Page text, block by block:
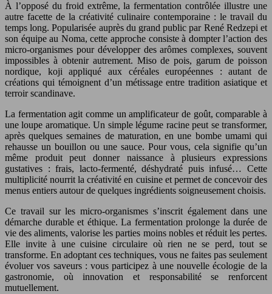
À l’opposé du froid extrême, la fermentation contrôlée illustre une
autre facette de la créativité culinaire contemporaine : le travail du
temps long. Popularisée auprès du grand public par René Redzepi et
son équipe au Noma, cette approche consiste à dompter l’action des
micro-organismes pour développer des arômes complexes, souvent
impossibles à obtenir autrement. Miso de pois, garum de poisson
nordique, koji appliqué aux céréales européennes : autant de
créations qui témoignent d’un métissage entre tradition asiatique et
terroir scandinave.
La fermentation agit comme un amplificateur de goût, comparable à
une loupe aromatique. Un simple légume racine peut se transformer,
après quelques semaines de maturation, en une bombe umami qui
rehausse un bouillon ou une sauce. Pour vous, cela signifie qu’un
même produit peut donner naissance à plusieurs expressions
gustatives : frais, lacto-fermenté, déshydraté puis infusé… Cette
multiplicité nourrit la créativité en cuisine et permet de concevoir des
menus entiers autour de quelques ingrédients soigneusement choisis.
Ce travail sur les micro-organismes s’inscrit également dans une
démarche durable et éthique. La fermentation prolonge la durée de
vie des aliments, valorise les parties moins nobles et réduit les pertes.
Elle invite à une cuisine circulaire où rien ne se perd, tout se
transforme. En adoptant ces techniques, vous ne faites pas seulement
évoluer vos saveurs : vous participez à une nouvelle écologie de la
gastronomie, où innovation et responsabilité se renforcent
mutuellement.